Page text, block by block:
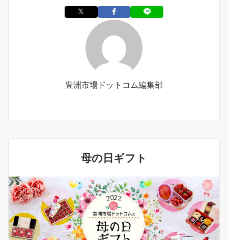
豊洲市場ドットコム編集部
母の日ギフト